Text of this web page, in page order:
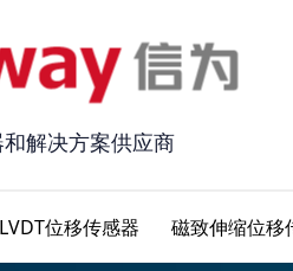
解决方案供应商
LVDT位移传感器 磁致伸缩位移